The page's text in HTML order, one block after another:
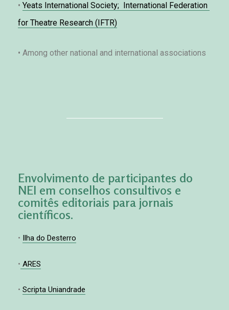
• Yeats International Society;  International Federation
for Theatre Research (IFTR)
• Among other national and international associations
Envolvimento de participantes do
NEI em conselhos consultivos e
comitês editoriais para jornais
científicos.
• Ilha do Desterro
• ARES
• Scripta Uniandrade